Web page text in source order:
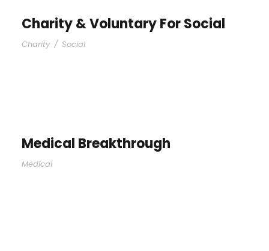
Charity & Voluntary For Social
Charity / Social
Medical Breakthrough
Medical